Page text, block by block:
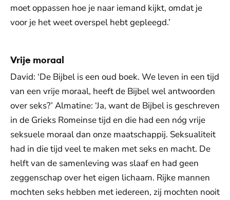
moet oppassen hoe je naar iemand kijkt, omdat je
voor je het weet overspel hebt gepleegd.’
Vrije moraal
David: ‘De Bijbel is een oud boek. We leven in een tijd
van een vrije moraal, heeft de Bijbel wel antwoorden
over seks?’ Almatine: ‘Ja, want de Bijbel is geschreven
in de Grieks Romeinse tijd en die had een nóg vrije
seksuele moraal dan onze maatschappij. Seksualiteit
had in die tijd veel te maken met seks en macht. De
helft van de samenleving was slaaf en had geen
zeggenschap over het eigen lichaam. Rijke mannen
mochten seks hebben met iedereen, zij mochten nooit